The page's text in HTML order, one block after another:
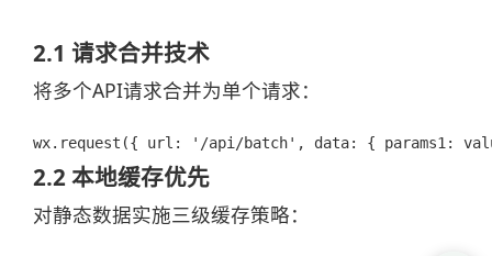
2.1 请求合并技术
将多个API请求合并为单个请求：
wx.request({ url: '/api/batch', data: { params1:
2.2 本地缓存优先
对静态数据实施三级缓存策略：